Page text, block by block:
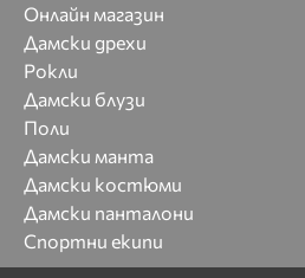
Онлайн магазин
Дамски дрехи
Рокли
Дамски блузи
Поли
Дамски манта
Дамски костюми
Дамски панталони
Спортни екипи